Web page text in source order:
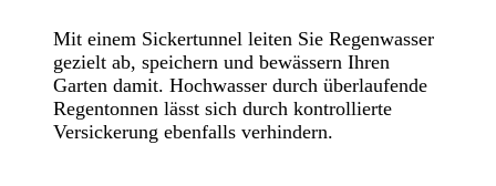
Mit einem Sickertunnel leiten Sie Regenwasser
gezielt ab, speichern und bewässern Ihren
Garten damit. Hochwasser durch überlaufende
Regentonnen lässt sich durch kontrollierte
Versickerung ebenfalls verhindern.